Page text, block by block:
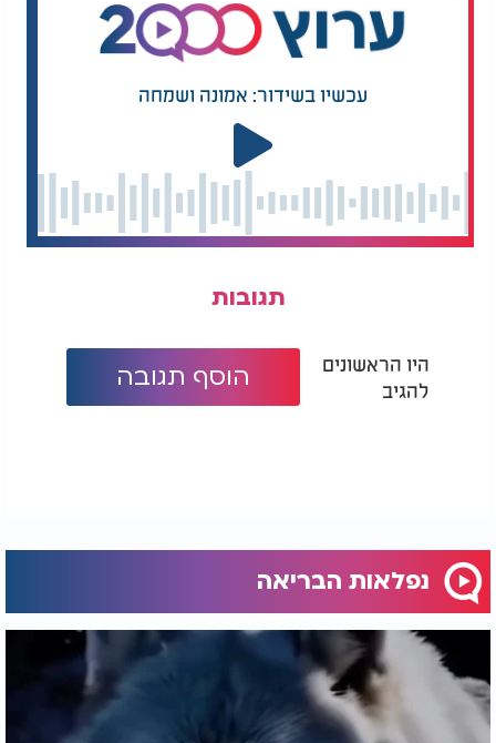
עכשיו בשידור: אמונה ושמחה
תגובות
היו הראשונים
להגיב
הוסף תגובה
נפלאות הבריאה